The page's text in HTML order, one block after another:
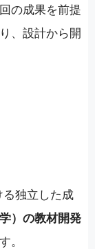
の成果を前提
、設計から開
独立した成
）の教材開発
。